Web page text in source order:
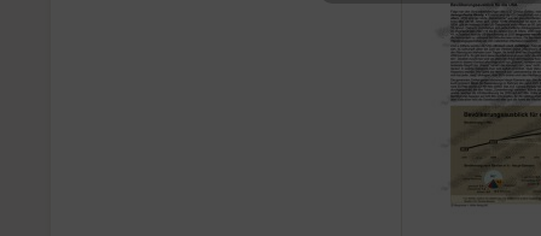
Personalisierung